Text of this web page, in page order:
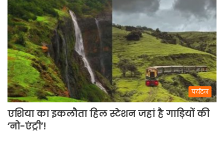
पर्यटन
एशिया का इकलौता हिल स्टेशन जहां है गाड़ियों की
‘नो-एंट्री’!